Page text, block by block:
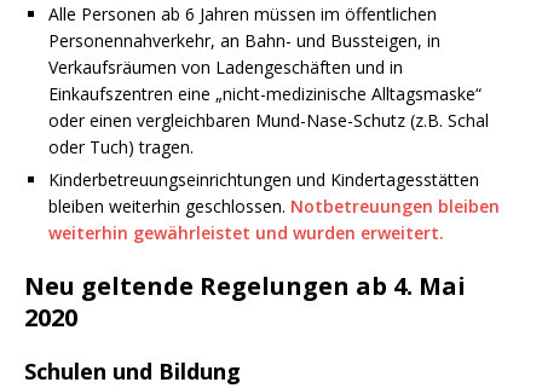
Alle Personen ab 6 Jahren müssen im öffentlichen
Personennahverkehr, an Bahn- und Bussteigen, in
Verkaufsräumen von Ladengeschäften und in
Einkaufszentren eine „nicht-medizinische Alltagsmaske“
oder einen vergleichbaren Mund-Nase-Schutz (z.B. Schal
oder Tuch) tragen.
Kinderbetreuungseinrichtungen und Kindertagesstätten
bleiben weiterhin geschlossen. Notbetreuungen bleiben
weiterhin gewährleistet und wurden erweitert.
Neu geltende Regelungen ab 4. Mai
2020
Schulen und Bildung